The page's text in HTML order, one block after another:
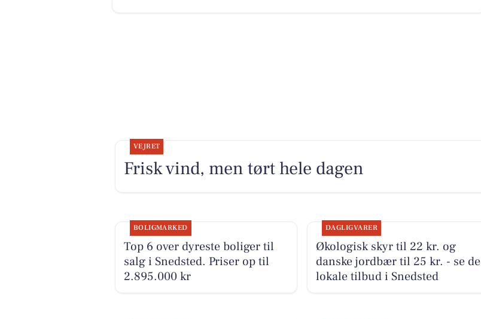
VEJRET
Frisk vind, men tørt hele dagen
BOLIGMARKED
Top 6 over dyreste boliger til
salg i Snedsted. Priser op til
2.895.000 kr
DAGLIGVARER
Økologisk skyr til 22 kr. og
danske jordbær til 25 kr. - se de
lokale tilbud i Snedsted